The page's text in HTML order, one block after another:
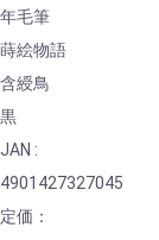
年毛筆
蒔絵物語
含綬鳥
黒
JAN :
4901427327045
定価：